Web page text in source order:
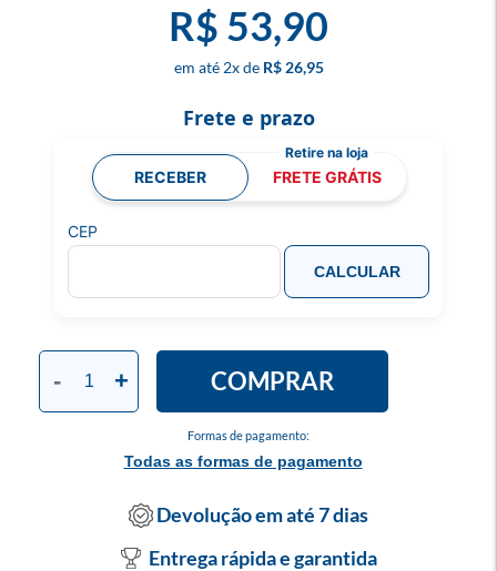
R$ 53,90
2x R$ 26,95
Formas de pagamento:
Todas as formas de pagamento
- + COMPRAR
Frete e prazo
RECEBER FRETE GRÁTIS
CEP
CALCULAR
Devolução em até 7 dias
Entrega rápida e garantida